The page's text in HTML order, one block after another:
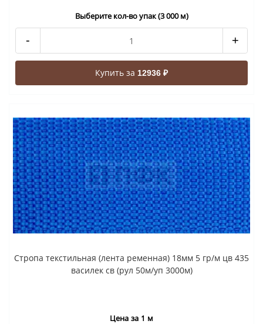
Выберите кол-во упак (3 000 м)
- +
Купить за 12936 ₽
Стропа текстильная (лента ременная) 18мм 5 гр/м цв 435
василек св (рул 50м/уп 3000м)
Цена за 1 м